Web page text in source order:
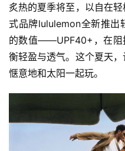
炙热的夏季将至，以自在
式品牌lululemon全新推出
的数值——UPF40+，在阻
衡轻盈与透气。这个夏天
惬意地和太阳一起玩。